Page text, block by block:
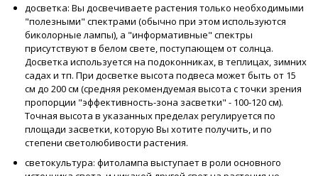
досветка: Вы досвечиваете растения только необходимыми
"полезными" спектрами (обычно при этом используются
биколорные лампы), а "информативные" спектры
присутствуют в белом свете, поступающем от солнца.
Досветка используется на подоконниках, в теплицах, зимних
садах и тп. При досветке высота подвеса может быть от 15
см до 200 см (средняя рекомендуемая высота с точки зрения
пропорции "эффективность-зона засветки" - 100-120 см).
Точная высота в указанных пределах регулируется по
площади засветки, которую Вы хотите получить, и по
степени светолюбивости растения.
светокультура: фитолампа выступает в роли основного